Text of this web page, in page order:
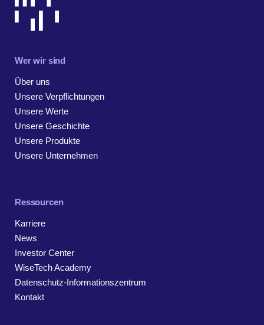
Wer wir sind
Über uns
Unsere Verpflichtungen
Unsere Werte
Unsere Geschichte
Unsere Produkte
Unsere Unternehmen
Ressourcen
Karriere
News
Investor Center
WiseTech Academy
Datenschutz-Informationszentrum
Kontakt